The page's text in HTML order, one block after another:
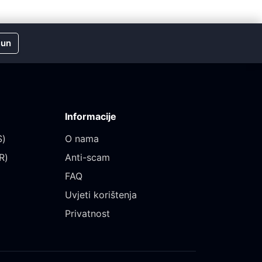
Informacije
O nama
Anti-scam
FAQ
Uvjeti korištenja
Privatnost